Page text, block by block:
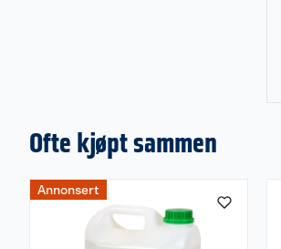
Ofte kjøpt sammen
Annonsert